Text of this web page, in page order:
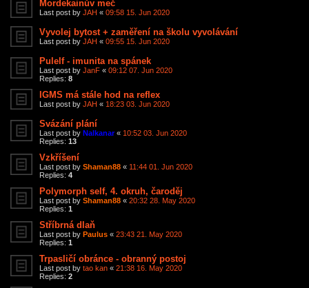
Mordekainův meč
Last post by JAH « 09:58 15. Jun 2020
Vyvolej bytost + zaměření na školu vyvolávání
Last post by JAH « 09:55 15. Jun 2020
Pulelf - imunita na spánek
Last post by JanF « 09:12 07. Jun 2020
Replies: 8
IGMS má stále hod na reflex
Last post by JAH « 18:23 03. Jun 2020
Svázání plání
Last post by Nalkanar« 10:52 03. Jun 2020
Replies: 13
Vzkříšení
Last post by Shaman88 « 11:44 01. Jun 2020
Replies: 4
Polymorph self, 4. okruh, čaroděj
Last post by Shaman88 « 20:32 28. May 2020
Replies: 1
Stříbrná dlaň
Last post by Paulus « 23:43 21. May 2020
Replies: 1
Trpasličí obránce - obranný postoj
Last post by tao kan « 21:38 16. May 2020
Replies: 2